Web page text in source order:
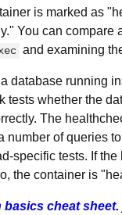
is marked as
You can compare
and examining
database running
tests whether the
The
number of queries
specific tests. If
the container is
basics cheat sheet.